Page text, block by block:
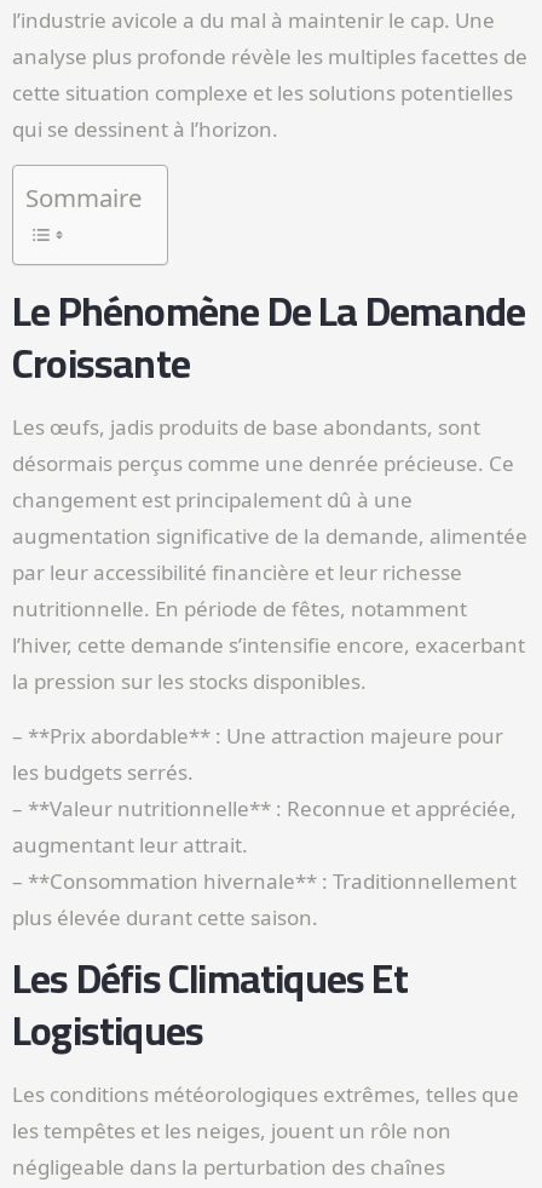
l’industrie avicole a du mal à maintenir le cap. Une
analyse plus profonde révèle les multiples facettes de
cette situation complexe et les solutions potentielles
qui se dessinent à l’horizon.
Sommaire
Le Phénomène De La Demande
Croissante
Les œufs, jadis produits de base abondants, sont
désormais perçus comme une denrée précieuse. Ce
changement est principalement dû à une
augmentation significative de la demande, alimentée
par leur accessibilité financière et leur richesse
nutritionnelle. En période de fêtes, notamment
l’hiver, cette demande s’intensifie encore, exacerbant
la pression sur les stocks disponibles.
– **Prix abordable** : Une attraction majeure pour
les budgets serrés.
– **Valeur nutritionnelle** : Reconnue et appréciée,
augmentant leur attrait.
– **Consommation hivernale** : Traditionnellement
plus élevée durant cette saison.
Les Défis Climatiques Et
Logistiques
Les conditions météorologiques extrêmes, telles que
les tempêtes et les neiges, jouent un rôle non
négligeable dans la perturbation des chaînes